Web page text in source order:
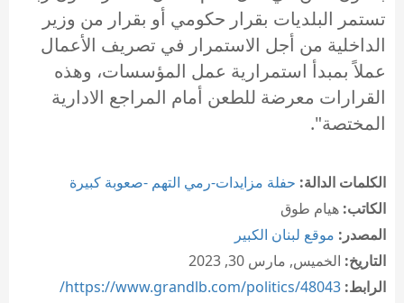
تستمر البلديات بقرار حكومي أو بقرار من وزير
الداخلية من أجل الاستمرار في تصريف الأعمال
عملاً بمبدأ استمرارية عمل المؤسسات، وهذه
القرارات معرضة للطعن أمام المراجع الادارية
المختصة".
الكلمات الدالة: حفلة مزايدات-رمي التهم -صعوبة كبيرة
الكاتب: هيام طوق
المصدر: موقع لبنان الكبير
التاريخ: الخميس, مارس 30, 2023
الرابط: https://www.grandlb.com/politics/48043/